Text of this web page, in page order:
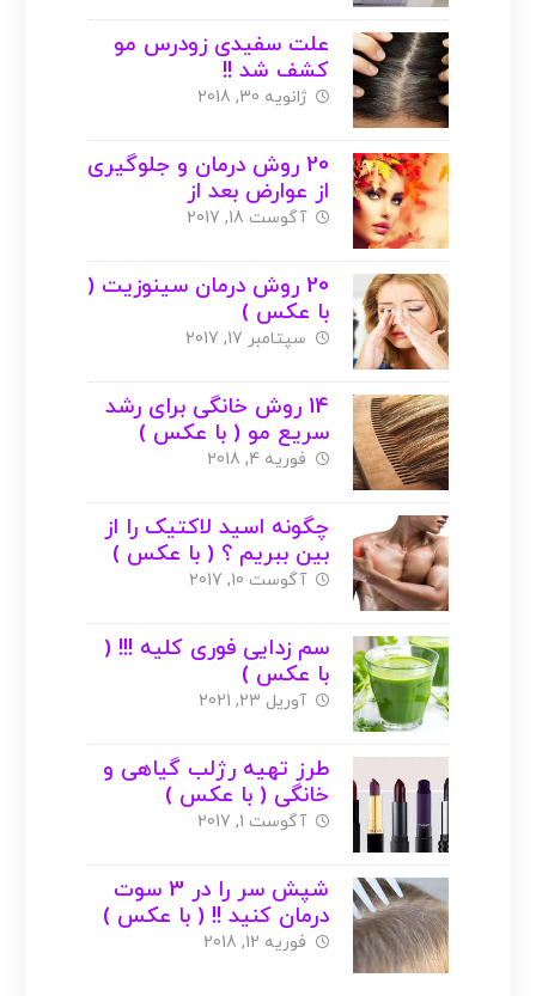
علت سفیدی زودرس مو
کشف شد !!
ژانویه 30, 2018
20 روش درمان و جلوگیری
از عوارض بعد از
اپیلاسیون ( با عکس )
آگوست 18, 2017
20 روش درمان سینوزیت (
با عکس )
سپتامبر 17, 2017
14 روش خانگی برای رشد
سریع مو ( با عکس )
فوریه 4, 2018
چگونه اسید لاکتیک را از
بین ببریم ؟ ( با عکس )
آگوست 10, 2017
سم زدایی فوری کلیه !!! (
با عکس )
آوریل 23, 2021
طرز تهیه رژلب گیاهی و
خانگی ( با عکس )
آگوست 1, 2017
شپش سر را در 3 سوت
درمان کنید !! ( با عکس )
فوریه 12, 2018